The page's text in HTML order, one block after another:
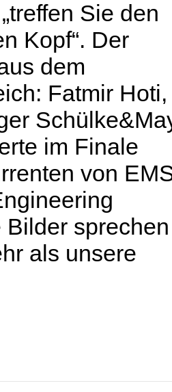
Sie den
Kopf“. Der
dem
Fatmir Hoti,
im Finale
von
sprechen
als unsere